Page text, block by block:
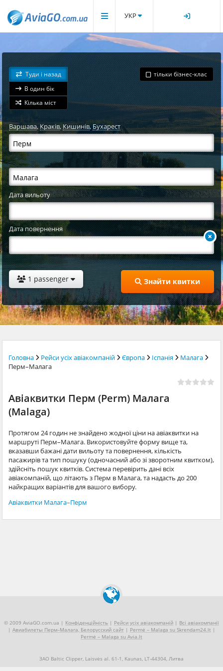
УКР
Туди і назад
В один бік
Кілька міст
тільки бізнес-клас
Варшава,Краків,Кишинів,Бухарест
Дата вильоту
Дата повернення
1 passenger Знайти квитки
Головна Рейси усіх авіакомпаній Європа Іспанія
Малага
Перм–Малага
Авіаквитки Перм (Perm) Малага
(Malaga)
Протягом 24 годин не знайдено жодної ціни на авіаквитки на
маршруті Перм–Малага. Використовуйте форму вище та,
вказавши бажані дати вильоту та повернення, кількість
пасажирів та тип пошуку (одночасний або зі зворотним квитком),
здійсніть пошук квитків. Система перевірить дані всіх
авіакомпаній, що літають з Перм в Малага, та надасть до 200
найкращих варіантів для вашого вибору.
Авіаквитки Малага–Перм
© 2009 AviaGO.com.ua | Конфіденційність | Рейси усіх авіакомпаній | Всі авіакомпанії
| Авиабилеты Перм–Малага, Белорусский сайт| Permė – Malaga su Skrendam24.lt |
Permė – Malaga su Avia.lt
ЗАО Baltic Clipper, Laisvės al. 61-1, Kaunas, LT-44304, Литва